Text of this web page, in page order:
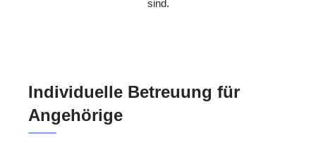
sind.
Individuelle Betreuung für
Angehörige